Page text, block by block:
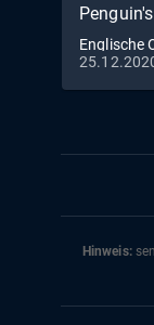
Englische
Hinweis: